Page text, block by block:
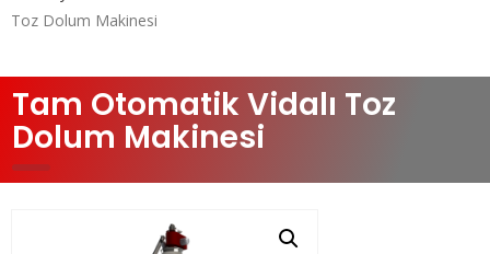
Toz Dolum Makinesi
Tam Otomatik Vidalı Toz
Dolum Makinesi